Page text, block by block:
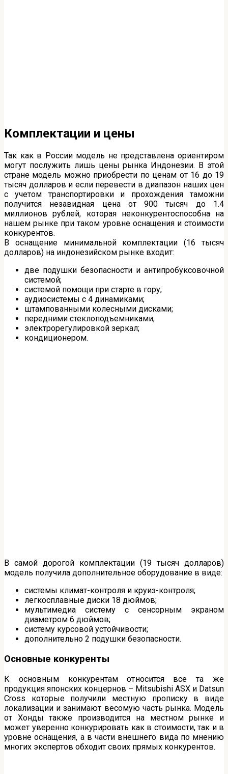
Комплектации и цены
Так как в России модель не представлена ориентиром
могут послужить лишь цены рынка Индонезии. В этой
стране модель можно приобрести по ценам от 16 до 19
тысяч долларов и если перевести в диапазон наших цен
с учетом транспортировки и прохождения таможни
получится незавидная цена от 900 тысяч до 1.4
миллионов рублей, которая неконкурентоспособна на
нашем рынке при таком уровне оснащения и стоимости
конкурентов.
В оснащение минимальной комплектации (16 тысяч
долларов) на индонезийском рынке входит:
две подушки безопасности и антипробуксовочной
системой;
системой помощи при старте в гору;
аудиосистемы с 4 динамиками;
штампованными колесными дисками;
передними стеклоподъемниками;
электрорегулировкой зеркал;
кондиционером.
В самой дорогой комплектации (19 тысяч долларов)
модель получила дополнительное оборудование в виде:
системы климат-контроля и круиз-контроля;
легкосплавные диски 18 дюймов;
мультимедиа систему с сенсорным экраном
диаметром 6 дюймов;
систему курсовой устойчивости;
дополнительно 2 подушки безопасности.
Основные конкуренты
К основным конкурентам относится все та же
продукция японских концернов – Mitsubishi ASX и Datsun
Cross которые получили местную прописку в виде
локализации и занимают весомую часть рынка. Модель
от Хонды также производится на местном рынке и
может уверенно конкурировать как в стоимости, так и в
уровне оснащения, а в части внешнего вида по мнению
многих экспертов обходит своих прямых конкурентов.